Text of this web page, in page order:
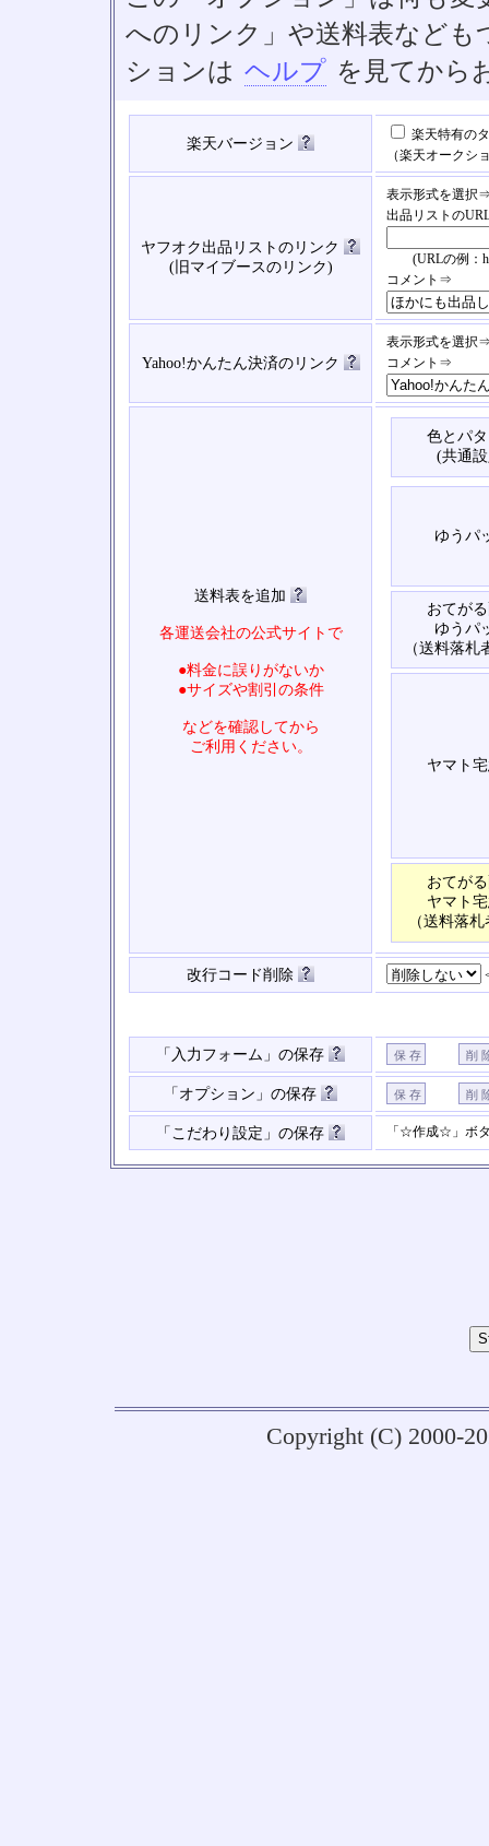
へのリンク」や送料表など
ションは ヘルプ を見てから
楽天バージョン
楽天特有の
（楽天オークシ
ヤフオク出品リストのリンク
(旧マイブースのリンク)
表示形式を選択
出品リストの
(URLの例：
コメント⇒
Yahoo!かんたん決済のリンク
表示形式を選択
コメント⇒
送料表を追加
各運送会社の公式サイトで
●料金に誤りがないか
●サイズや割引の条件
などを確認してから
ご利用ください。
色とパ
(共通
ゆうパ
おてが
ゆうパ
（送料落札
ヤマト
おてが
ヤマト
（送料落
改行コード削除
「入力フォーム」の保存
「オプション」の保存
「こだわり設定」の保存 「☆作成☆」ボ
Copyright (C) 2000-